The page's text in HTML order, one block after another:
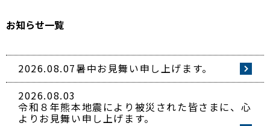
お知らせ一覧
2026.08.07暑中お見舞い申し上げます。
2026.08.03
令和８年熊本地震により被災された皆さまに、心
よりお見舞い申し上げます。